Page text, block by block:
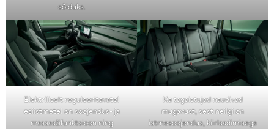
sõiduks.
Elektriliselt reguleeritavatel
esiistmetel on soojendus- ja
massaažifunktsioon ning
Ka tagaistujad naudivad
mugavust, sest neilgi on
istmesoojendus, kiirlaadimisega